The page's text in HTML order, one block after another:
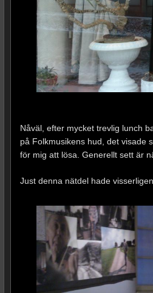
Nåväl, efter mycket trevlig lunch
på Folkmusikens hud, det visade
för mig att lösa. Generellt sett är
Just denna nätdel hade